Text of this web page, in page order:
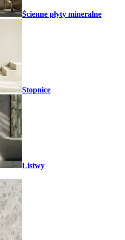
Ścienne płyty mineralne
Stopnice
Listwy